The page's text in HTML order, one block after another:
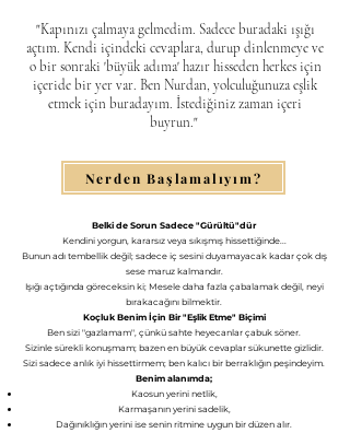
​"Kapınızı çalmaya gelmedim. Sadece buradaki ışığı
açtım. Kendi içindeki cevaplara, durup dinlenmeye ve
o bir sonraki 'büyük adıma' hazır hisseden herkes için
içeride bir yer var. Ben Nurdan, yolculuğunuza eşlik
etmek için buradayım. İstediğiniz zaman içeri
buyrun."
Nerden Başlamalıyım?
Belki de Sorun Sadece "Gürültü"dür
​Kendini yorgun, kararsız veya sıkışmış hissettiğinde...
Bunun adı tembellik değil; sadece iç sesini duyamayacak kadar çok dış
sese maruz kalmandır.
​Işığı açtığında göreceksin ki; Mesele daha fazla çabalamak değil, neyi
bırakacağını bilmektir.
Koçluk Benim İçin Bir "Eşlik Etme" Biçimi
​Ben sizi "gazlamam", çünkü sahte heyecanlar çabuk söner.
Sizinle sürekli konuşmam; bazen en büyük cevaplar sükunette gizlidir.
Sizi sadece anlık iyi hissettirmem; ben kalıcı bir berraklığın peşindeyim.
Benim alanımda;
​Kaosun yerini netlik,
​Karmaşanın yerini sadelik,
​Dağınıklığın yerini ise senin ritmine uygun bir düzen alır.